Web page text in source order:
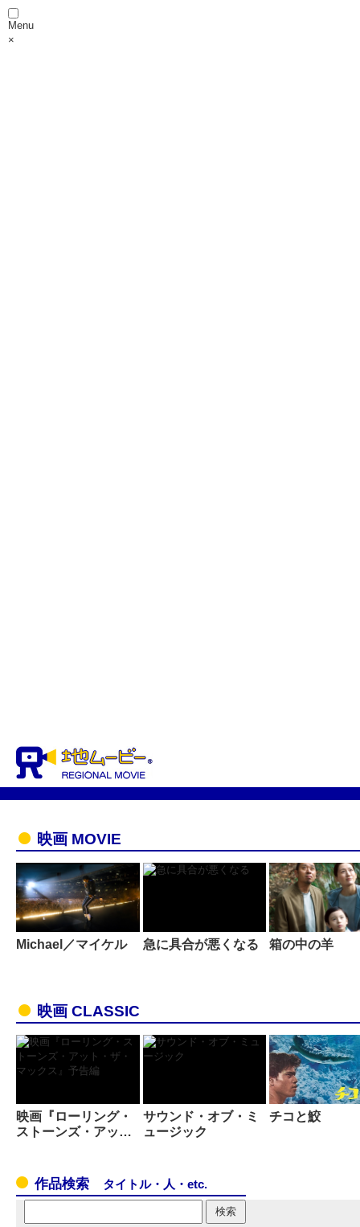
Menu
×
映画 MOVIE
Michael／マイケル 急に具合が悪くなる 箱の中の羊
映画 CLASSIC
映画『ローリング・
ストーンズ・アッ…
サウンド・オブ・ミ
ュージック
チコと鮫
作品検索 タイトル・人・etc.